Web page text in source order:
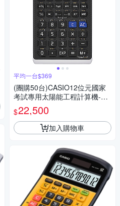
平均一台$369
(團購50台)CASIO12位元國家
考試專用太陽能工程計算機-FX
-82SOLARII
$22,500
加入購物車